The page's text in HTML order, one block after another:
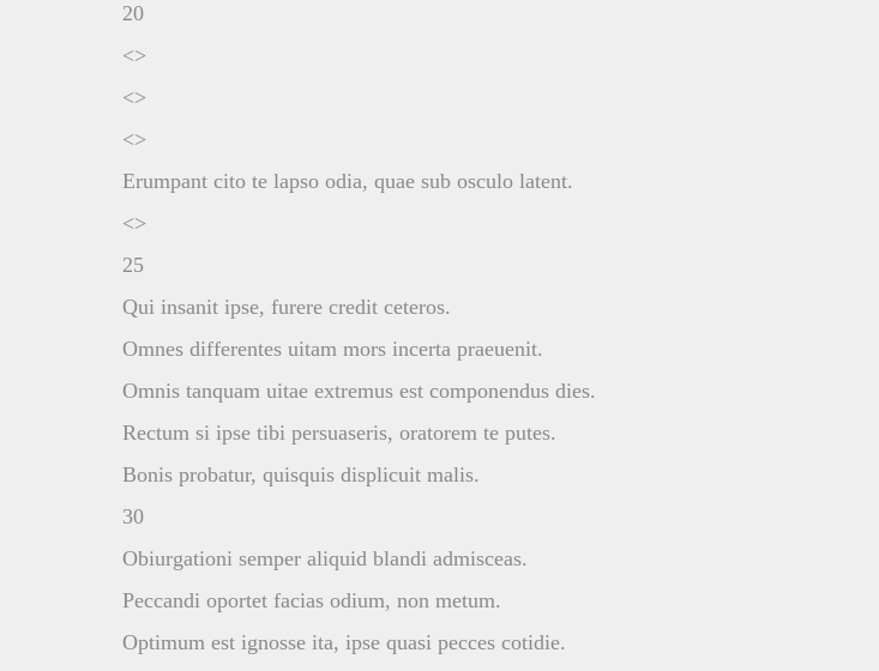
20
<>
<>
<>
Erumpant cito te lapso odia, quae sub osculo latent.
<>
25
Qui insanit ipse, furere credit ceteros.
Omnes differentes uitam mors incerta praeuenit.
Omnis tanquam uitae extremus est componendus dies.
Rectum si ipse tibi persuaseris, oratorem te putes.
Bonis probatur, quisquis displicuit malis.
30
Obiurgationi semper aliquid blandi admisceas.
Peccandi oportet facias odium, non metum.
Optimum est ignosse ita, ipse quasi pecces cotidie.